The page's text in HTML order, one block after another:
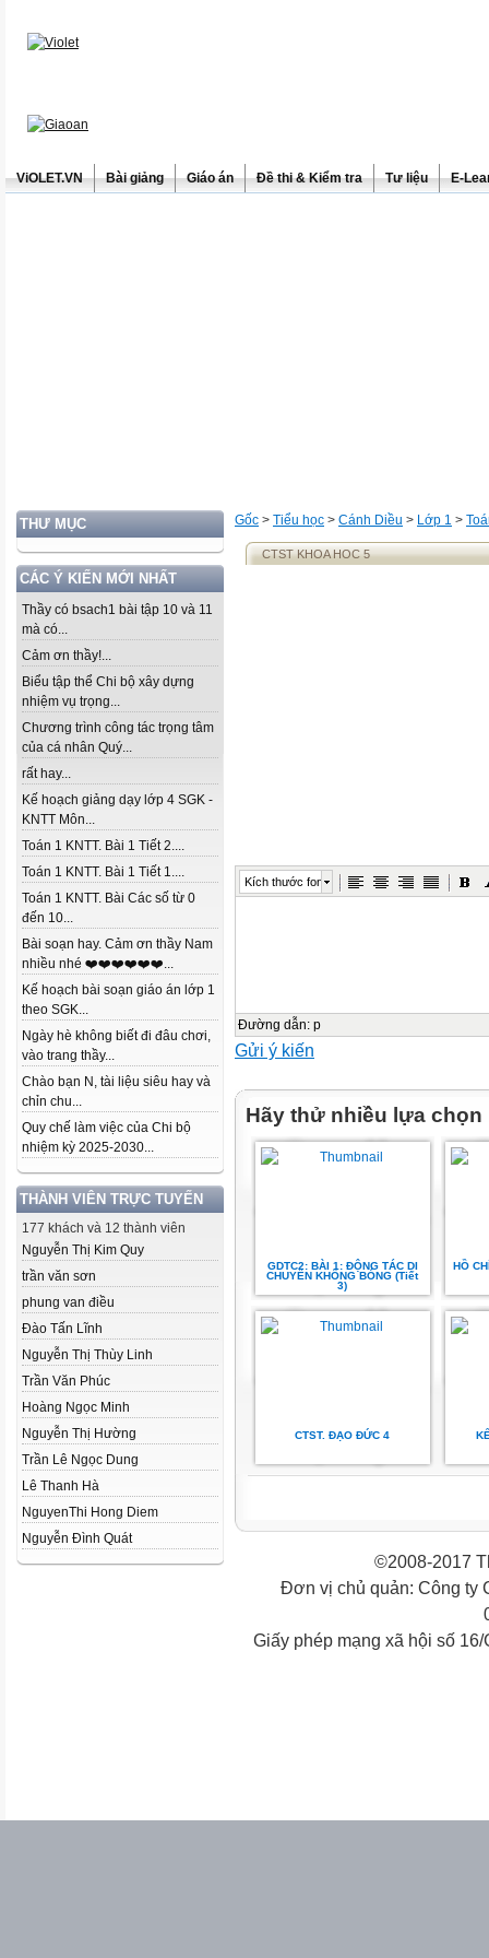
ViOLET.VN Bài giảng Giáo án Đề thi & Kiểm tra Tư liệu E-
THƯ MỤC
CÁC Ý KIẾN MỚI NHẤT
Thầy có bsach1 bài tập 10 và 11
mà có...
Cảm ơn thầy!...
Biểu tập thể Chi bộ xây dựng
nhiệm vụ trọng...
Chương trình công tác trọng tâm
của cá nhân Quý...
rất hay...
Kế hoạch giảng dạy lớp 4 SGK -
KNTT Môn...
Toán 1 KNTT. Bài 1 Tiết 2....
Toán 1 KNTT. Bài 1 Tiết 1....
Toán 1 KNTT. Bài Các số từ 0
đến 10...
Bài soạn hay. Cảm ơn thầy Nam
nhiều nhé ❤️❤️❤️❤️❤️❤️...
Kế hoạch bài soạn giáo án lớp 1
theo SGK...
Ngày hè không biết đi đâu chơi,
vào trang thầy...
Chào bạn N, tài liệu siêu hay và
chỉn chu...
Quy chế làm việc của Chi bộ
nhiệm kỳ 2025-2030...
THÀNH VIÊN TRỰC TUYẾN
177 khách và 12 thành viên
Nguyễn Thị Kim Quy
trần văn sơn
phung van điều
Đào Tấn Lĩnh
Nguyễn Thị Thùy Linh
Trần Văn Phúc
Hoàng Ngọc Minh
Nguyễn Thị Hường
Trần Lê Ngọc Dung
Lê Thanh Hà
NguyenThi Hong Diem
Nguyễn Đình Quát
Gốc > Tiểu học > Cánh Diều > Lớp 1 >
CTST KHOA HOC 5
Kích thước font
Đường dẫn: p
Gửi ý kiến
Hãy thử nhiều lựa chọn
GDTC2: BÀI 1: ĐỘNG TÁC DI
CHUYỂN KHÔNG BÓNG (Tiết
3)
HỒ
CTST. ĐẠO ĐỨC 4
©2008-2017
Đơn vị chủ quản: Công ty
Giấy phép mạng xã hội số